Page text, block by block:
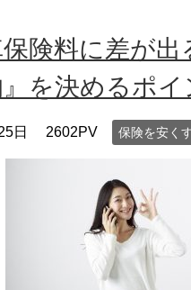
保険料に差が出
を決めるポイ
日 2602PV 保険を安く